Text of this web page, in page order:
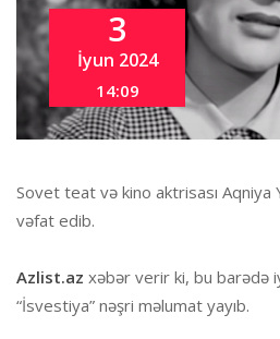
3
İyun 2024
14:09
Sovet teat və kino aktrisası Aqniya
vəfat edib.
Azlist.az xəbər verir ki, bu barədə
“İsvestiya” nəşri məlumat yayıb.